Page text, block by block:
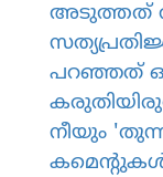
അടുത്തത്
പറഞ്ഞത്
നീയും